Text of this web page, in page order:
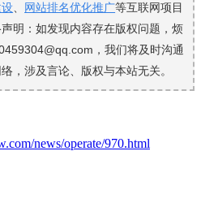
网站排名优化推广等互联网项目
明：如发现内容存在版权问题，烦
，我们将及时沟通
，涉及言论、版权与本站无关。
news/operate/970.html